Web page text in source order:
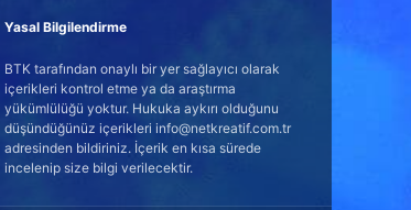
Yasal Bilgilendirme
BTK tarafından onaylı bir yer sağlayıcı olarak
içerikleri kontrol etme ya da araştırma
yükümlülüğü yoktur. Hukuka aykırı olduğunu
düşündüğünüz içerikleri info@netkreatif.com.tr
adresinden bildiriniz. İçerik en kısa sürede
incelenip size bilgi verilecektir.